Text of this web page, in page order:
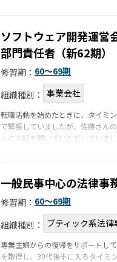
ソフトウェア開発運
部門責任者（新62期）
修習期： 60〜69期
組織種別： 事業会社
転職活動を始めたときに、タイミ
で緊張していましたが、佐藤さん
んにお話を聞いていただいていま
一般民事中心の法律事
修習期： 60〜69期
組織種別：
ブティック系法律
専業主婦からの復帰をサポートし
を取得し、30代後半に入るタイミ